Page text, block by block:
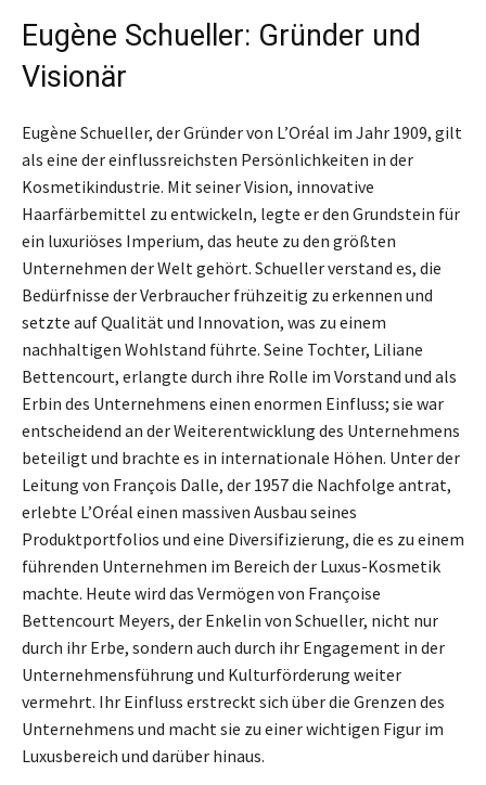
Eugène Schueller: Gründer und
Visionär
Eugène Schueller, der Gründer von L’Oréal im Jahr 1909, gilt
als eine der einflussreichsten Persönlichkeiten in der
Kosmetikindustrie. Mit seiner Vision, innovative
Haarfärbemittel zu entwickeln, legte er den Grundstein für
ein luxuriöses Imperium, das heute zu den größten
Unternehmen der Welt gehört. Schueller verstand es, die
Bedürfnisse der Verbraucher frühzeitig zu erkennen und
setzte auf Qualität und Innovation, was zu einem
nachhaltigen Wohlstand führte. Seine Tochter, Liliane
Bettencourt, erlangte durch ihre Rolle im Vorstand und als
Erbin des Unternehmens einen enormen Einfluss; sie war
entscheidend an der Weiterentwicklung des Unternehmens
beteiligt und brachte es in internationale Höhen. Unter der
Leitung von François Dalle, der 1957 die Nachfolge antrat,
erlebte L’Oréal einen massiven Ausbau seines
Produktportfolios und eine Diversifizierung, die es zu einem
führenden Unternehmen im Bereich der Luxus-Kosmetik
machte. Heute wird das Vermögen von Françoise
Bettencourt Meyers, der Enkelin von Schueller, nicht nur
durch ihr Erbe, sondern auch durch ihr Engagement in der
Unternehmensführung und Kulturförderung weiter
vermehrt. Ihr Einfluss erstreckt sich über die Grenzen des
Unternehmens und macht sie zu einer wichtigen Figur im
Luxusbereich und darüber hinaus.